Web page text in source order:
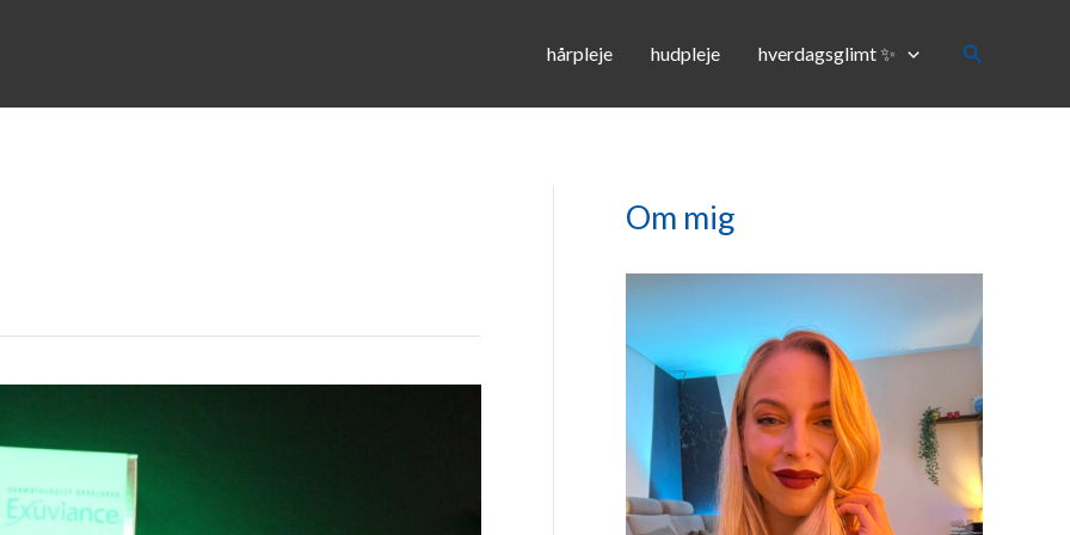
hårpleje hudpleje hverdagsglimt ✨ Søg
Om mig